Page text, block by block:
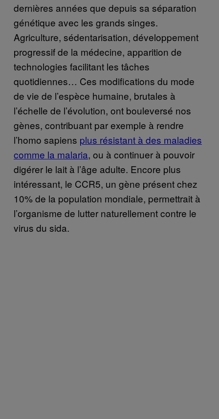
dernières années que depuis sa séparation
génétique avec les grands singes.
Agriculture, sédentarisation, développement
progressif de la médecine, apparition de
technologies facilitant les tâches
quotidiennes… Ces modifications du mode
de vie de l’espèce humaine, brutales à
l’échelle de l’évolution, ont bouleversé nos
gènes, contribuant par exemple à rendre
l’homo sapiens plus résistant à des maladies
comme la malaria, ou à continuer à pouvoir
digérer le lait à l’âge adulte. Encore plus
intéressant, le CCR5, un gène présent chez
10% de la population mondiale, permettrait à
l’organisme de lutter naturellement contre le
virus du sida.